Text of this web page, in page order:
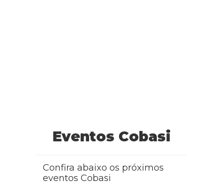
Eventos Cobasi
Confira abaixo os próximos
eventos Cobasi